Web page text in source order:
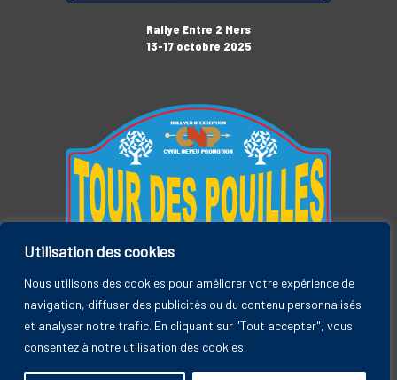
Utilisation des cookies
Nous utilisons des cookies pour améliorer votre expérience de
navigation, diffuser des publicités ou du contenu personnalisés
et analyser notre trafic. En cliquant sur "Tout accepter", vous
consentez à notre utilisation des cookies.
Rallye Entre 2 Mers
13-17 octobre 2025
Tour des Pouilles